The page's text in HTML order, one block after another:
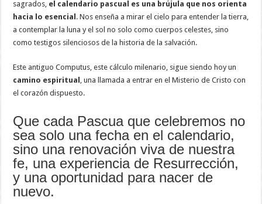
sagrados, el calendario pascual es una brújula que nos orienta
hacia lo esencial . Nos enseña a mirar el cielo para entender la tierra,
a contemplar la luna y el sol no solo como cuerpos celestes, sino
como testigos silenciosos de la historia de la salvación.
Este antiguo Computus, este cálculo milenario, sigue siendo hoy un
camino espiritual , una llamada a entrar en el Misterio de Cristo con
el corazón dispuesto.
Que cada Pascua que celebremos no
sea solo una fecha en el calendario,
sino una renovación viva de nuestra
fe, una experiencia de Resurrección,
y una oportunidad para nacer de
nuevo.